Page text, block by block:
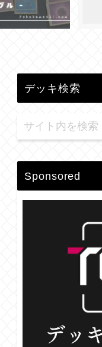
デッキ検索
Sponsored